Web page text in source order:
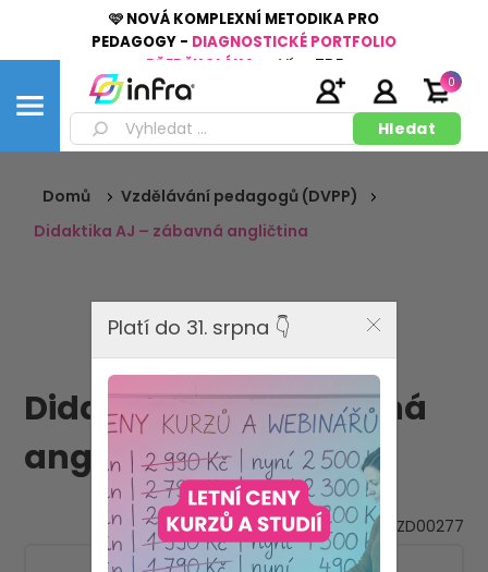
🩷 NOVÁ KOMPLEXNÍ METODIKA PRO
PEDAGOGY - DIAGNOSTICKÉ PORTFOLIO
PŘEDŠKOLÁKA
Více ZDE
0
Domů
Vzdělávání pedagogů (DVPP)
Didaktika AJ – zábavná angličtina
Didaktika AJ – zábavná
angličtina
VZD00277
Platí do 31. srpna 👇